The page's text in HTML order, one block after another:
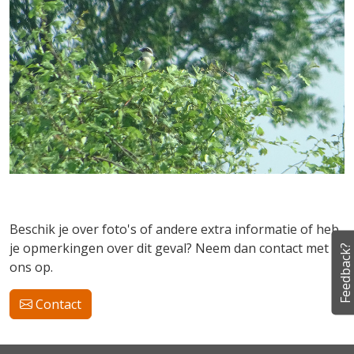
Beschik je over foto's of andere extra informatie of heb
je opmerkingen over dit geval? Neem dan contact met
ons op.
Contact
Feedback?